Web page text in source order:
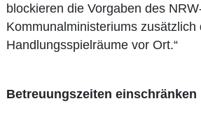
blockieren die Vorgaben des
Kommunalministeriums zusätzlich
Handlungsspielräume vor Ort.“
Betreuungszeiten einschränken